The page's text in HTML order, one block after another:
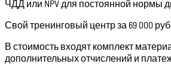
ЧДД или NPV для постоянной
Свой тренинговый центр за 69 000
В стоимость входят комплект
дополнительных отчислений и